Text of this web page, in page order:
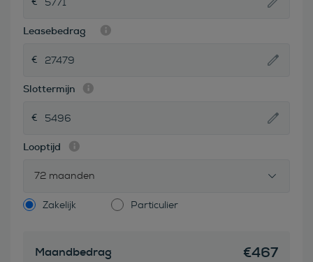
Leasebedrag
Slottermijn
Looptijd
72 maanden
Zakelijk Particulier
Maandbedrag €467